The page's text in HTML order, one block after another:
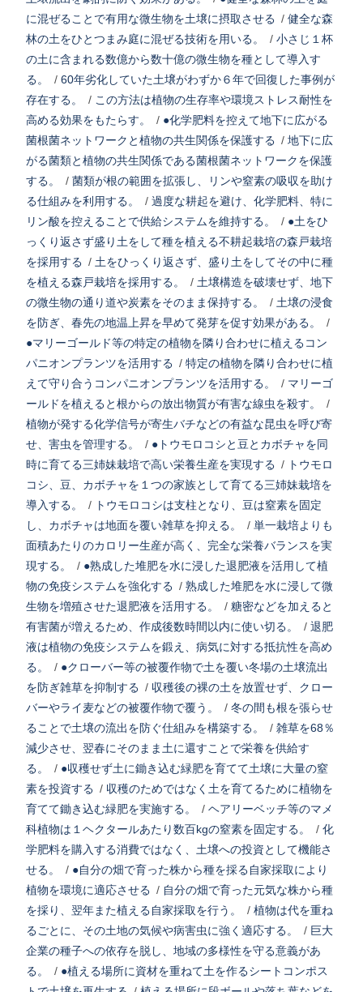
に混ぜることで有用な微生物を土壌に摂取させる / 健全な森
林の土をひとつまみ庭に混ぜる技術を用いる。
/ 小さじ１杯
の土に含まれる数億から数十億の微生物を種として導入す
る。
/ 60年劣化していた土壌がわずか６年で回復した事例が
存在する。
/ この方法は植物の生存率や環境ストレス耐性を
高める効果をもたらす。
/ ●化学肥料を控えて地下に広がる
菌根菌ネットワークと植物の共生関係を保護する / 地下に広
がる菌類と植物の共生関係である菌根菌ネットワークを保護
する。
/ 菌類が根の範囲を拡張し、リンや窒素の吸収を助け
る仕組みを利用する。
/ 過度な耕起を避け、化学肥料、特に
リン酸を控えることで供給システムを維持する。
/ ●土をひ
っくり返さず盛り土をして種を植える不耕起栽培の森戸栽培
を採用する / 土をひっくり返さず、盛り土をしてその中に種
を植える森戸栽培を採用する。
/ 土壌構造を破壊せず、地下
の微生物の通り道や炭素をそのまま保持する。
/ 土壌の浸食
を防ぎ、春先の地温上昇を早めて発芽を促す効果がある。
/
●マリーゴールド等の特定の植物を隣り合わせに植えるコン
パニオンプランツを活用する / 特定の植物を隣り合わせに植
えて守り合うコンパニオンプランツを活用する。
/ マリーゴ
ールドを植えると根からの放出物質が有害な線虫を殺す。
/
植物が発する化学信号が寄生バチなどの有益な昆虫を呼び寄
せ、害虫を管理する。
/ ●トウモロコシと豆とカボチャを同
時に育てる三姉妹栽培で高い栄養生産を実現する / トウモロ
コシ、豆、カボチャを１つの家族として育てる三姉妹栽培を
導入する。
/ トウモロコシは支柱となり、豆は窒素を固定
し、カボチャは地面を覆い雑草を抑える。
/ 単一栽培よりも
面積あたりのカロリー生産が高く、完全な栄養バランスを実
現する。
/ ●熟成した堆肥を水に浸した退肥液を活用して植
物の免疫システムを強化する / 熟成した堆肥を水に浸して微
生物を増殖させた退肥液を活用する。
/ 糖密などを加えると
有害菌が増えるため、作成後数時間以内に使い切る。
/ 退肥
液は植物の免疫システムを鍛え、病気に対する抵抗性を高め
る。
/ ●クローバー等の被覆作物で土を覆い冬場の土壌流出
を防ぎ雑草を抑制する / 収穫後の裸の土を放置せず、クロー
バーやライ麦などの被覆作物で覆う。
/ 冬の間も根を張らせ
ることで土壌の流出を防ぐ仕組みを構築する。
/ 雑草を68％
減少させ、翌春にそのまま土に還すことで栄養を供給す
る。
/ ●収穫せず土に鋤き込む緑肥を育てて土壌に大量の窒
素を投資する / 収穫のためではなく土を育てるために植物を
育てて鋤き込む緑肥を実施する。
/ ヘアリーベッチ等のマメ
科植物は１ヘクタールあたり数百kgの窒素を固定する。
/ 化
学肥料を購入する消費ではなく、土壌への投資として機能さ
せる。
/ ●自分の畑で育った株から種を採る自家採取により
植物を環境に適応させる / 自分の畑で育った元気な株から種
を採り、翌年また植える自家採取を行う。
/ 植物は代を重ね
るごとに、その土地の気候や病害虫に強く適応する。
/ 巨大
企業の種子への依存を脱し、地域の多様性を守る意義があ
る。
/ ●植える場所に資材を重ねて土を作るシートコンポス